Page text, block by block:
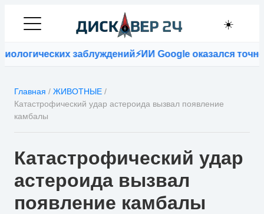
☀️
заблуждений⚡ИИ Google оказался точнее
Главная / ЖИВОТНЫЕ /
Катастрофический удар астероида вызвал появление
камбалы
Катастрофический удар
астероида вызвал
появление камбалы